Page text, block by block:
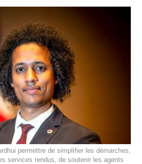
permettre de simplifier les démarches,
services rendus, de soutenir les agents